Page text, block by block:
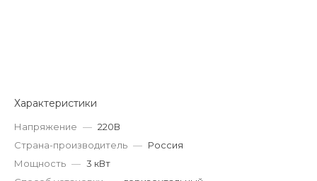
Характеристики
Напряжение — 220В
Страна-производитель — Россия
Мощность — 3 кВт